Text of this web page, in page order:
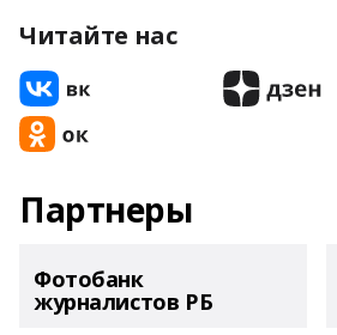
Читайте нас
Партнеры
Фотобанк
журналистов РБ